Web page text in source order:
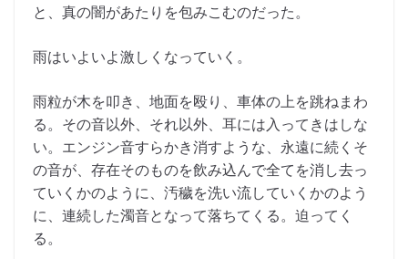
と、真の闇があたりを包みこむのだった。
雨はいよいよ激しくなっていく。
雨粒が木を叩き、地面を殴り、車体の上を跳ねまわ
る。その音以外、それ以外、耳には入ってきはしな
い。エンジン音すらかき消すような、永遠に続くそ
の音が、存在そのものを飲み込んで全てを消し去っ
ていくかのように、汚穢を洗い流していくかのよう
に、連続した濁音となって落ちてくる。迫ってく
る。